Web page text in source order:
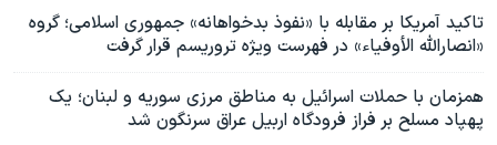
تاکید آمریکا بر مقابله با «نفوذ بدخواهانه» جمهوری اسلامی؛ گروه
«انصارالله الأوفياء» در فهرست ویژه تروریسم قرار گرفت
همزمان با حملات اسرائیل به مناطق مرزی سوریه و لبنان؛ یک
پهپاد مسلح بر فراز فرودگاه اربیل عراق سرنگون شد